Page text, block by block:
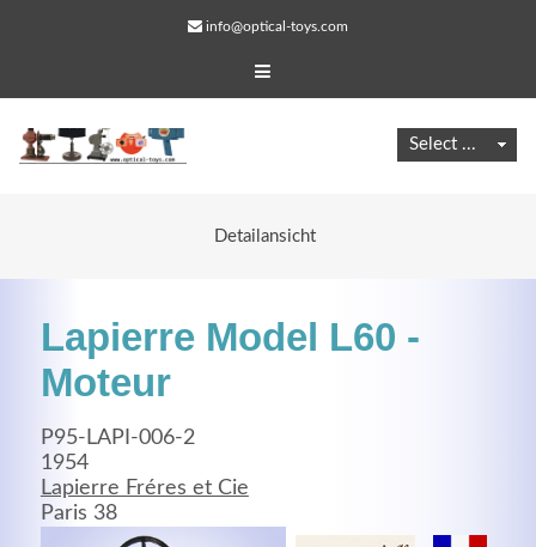
info@optical-toys.com
Detailansicht
Lapierre Model L60 -
Moteur
P95-LAPI-006-2
1954
Lapierre Fréres et Cie
Paris 38
Web Projects
Lorem ipsum dolor sit amet, consectetuer adipiscing
elit. Aenean commodo ligula eget dolor.